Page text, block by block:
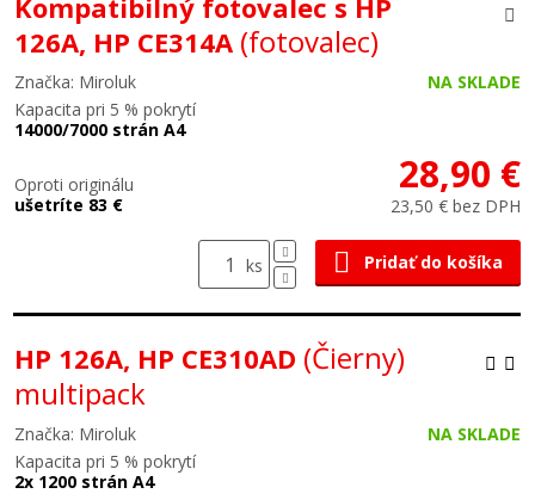
Kompatibilný fotovalec s HP
126A, HP CE314A (fotovalec)
Značka: Miroluk
NA SKLADE
Kapacita pri 5 % pokrytí
14000/7000 strán A4
Oproti originálu
ušetríte 83 €
28,90 €
23,50 € bez DPH
ks Pridať do košíka
HP 126A, HP CE310AD (Čierny)
multipack
Značka: Miroluk
NA SKLADE
Kapacita pri 5 % pokrytí
2x 1200 strán A4